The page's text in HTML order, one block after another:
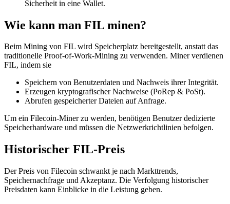
Sicherheit in eine Wallet.
Wie kann man FIL minen?
Beim Mining von FIL wird Speicherplatz bereitgestellt, anstatt das
traditionelle Proof-of-Work-Mining zu verwenden. Miner verdienen
FIL, indem sie
Speichern von Benutzerdaten und Nachweis ihrer Integrität.
Erzeugen kryptografischer Nachweise (PoRep & PoSt).
Abrufen gespeicherter Dateien auf Anfrage.
Um ein Filecoin-Miner zu werden, benötigen Benutzer dedizierte
Speicherhardware und müssen die Netzwerkrichtlinien befolgen.
Historischer FIL-Preis
Der Preis von Filecoin schwankt je nach Markttrends,
Speichernachfrage und Akzeptanz. Die Verfolgung historischer
Preisdaten kann Einblicke in die Leistung geben.